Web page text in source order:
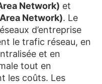
Network) et
Network). Le
d’entreprise
le trafic réseau, en
et en
tout en
les coûts. Les